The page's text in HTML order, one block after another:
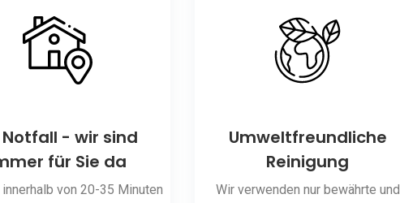
- wir sind
für Sie da
von 20-35 Minuten
Umweltfreundliche
Reinigung
Wir verwenden nur bewährte und